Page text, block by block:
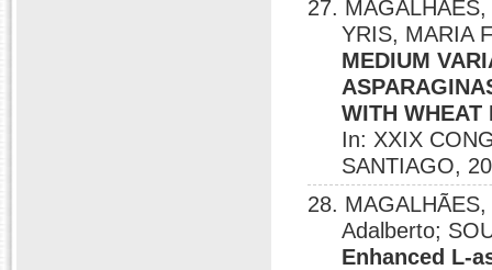
27.
YRIS, MARIA
MEDIUM
WITH WHEAT
In: XXIX
SANTIAGO,
28.
Adalberto;
Enhanced L-